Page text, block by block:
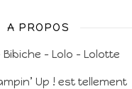
A PROPOS
– Lolo – Lolotte
Up ! est tellement